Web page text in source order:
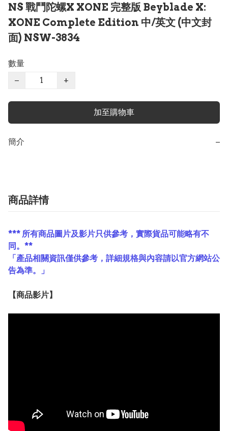
NS 戰鬥陀螺X XONE 完整版 Beyblade X:
XONE Complete Edition 中/英文 (中文封
面) NSW-3834
數量
−
+
加至購物車
簡介 −
商品詳情
*** 所有商品圖片及影片只供參考，實際貨品可能略有不
同。**
「產品相關資訊僅供參考，詳細規格與內容請以官方網站公
告為準。」
【商品影片】